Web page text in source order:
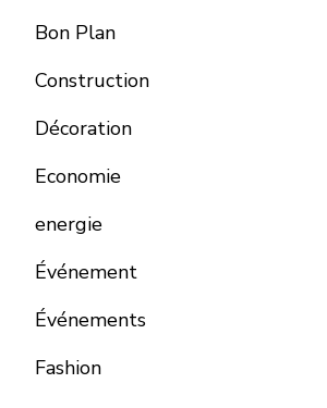
Bon Plan
Construction
Décoration
Economie
energie
Événement
Événements
Fashion